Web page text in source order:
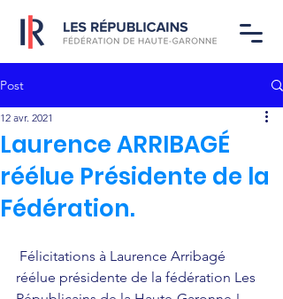
Post
Laurence ARRIBAGÉ
réélue Présidente de la
Fédération.
12 avr. 2021
réélue présidente de la fédération Les